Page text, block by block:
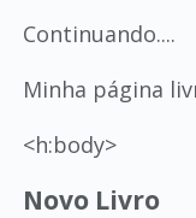
Continuando....
Minha página
<h:body>
Novo Livro